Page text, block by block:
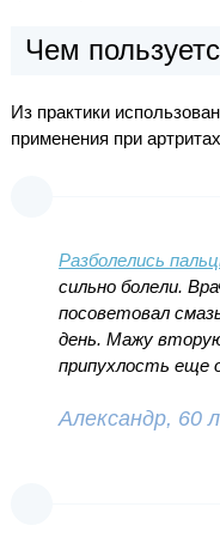
Чем
Из практики
применения при
Разболелись
сильно болели.
посоветовал
день. Мажу
припухлость еще
Александр, 60